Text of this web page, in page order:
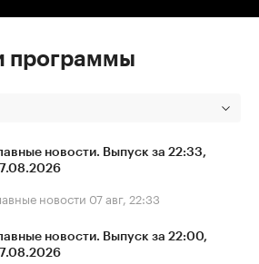
программы
новости. Выпуск за 22:33,
новости 07 авг, 22:33
новости. Выпуск за 22:00,